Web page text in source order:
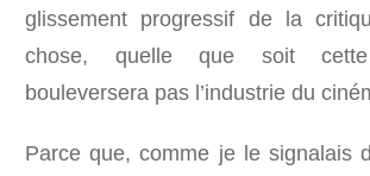
glissement progressif de la
chose, quelle que soit
bouleversera pas l’industrie du
Parce que, comme je le signalais